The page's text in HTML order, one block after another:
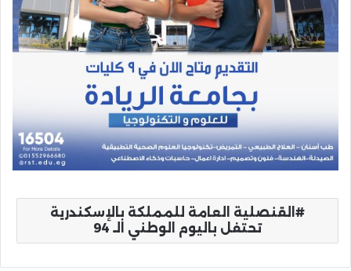
القنصلية العامة للمملكة بالإسكندرية
تحتفل باليوم الوطني الـ 94